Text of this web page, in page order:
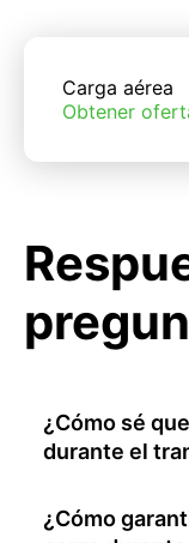
Carga aérea
Obtener
¿Cómo sé
durante el
¿Cómo